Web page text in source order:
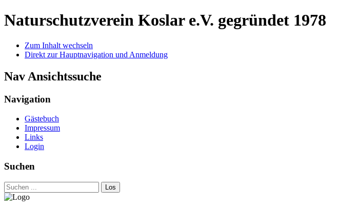
Naturschutzverein Koslar e.V. gegründet 1978
Zum Inhalt wechseln
Direkt zur Hauptnavigation und Anmeldung
Nav Ansichtssuche
Navigation
Gästebuch
Impressum
Links
Login
Suchen
Los